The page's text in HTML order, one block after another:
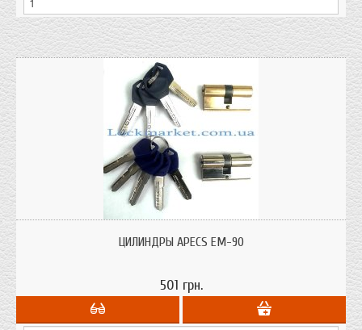
от компании Апекс (Apecs) в металлические и деревянные двери толщиной
ЦИЛИНДРЫ APECS ЕМ-90
501 грн.